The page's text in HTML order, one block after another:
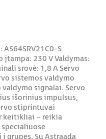
S
230 V Valdymas:
srovė: 1,8 A Servo
sistemos valdymo
signalai. Servo
išorinius impulsus,
stiprintuvai
keitikliai – reikia
grupes. Su Astraada